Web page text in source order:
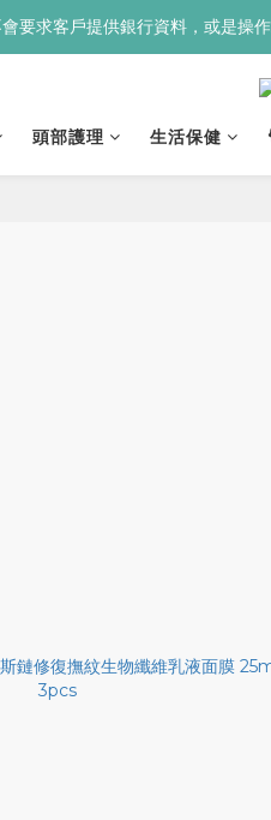
贈▸海葡萄蘆薈補水面膜 ➋滿１
要求客戶提供銀行資料，或是操
贈▸海葡萄蘆薈補水面膜 ➋滿１
頭部護理 生活保健